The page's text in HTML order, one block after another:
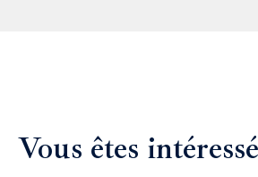
Vous êtes